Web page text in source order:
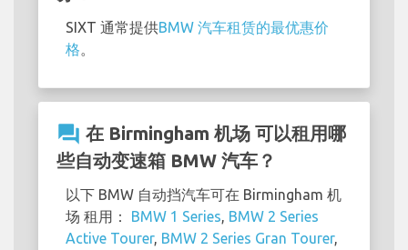
SIXT 通常提供BMW 汽车租赁的最优惠价
格
question_answer 在 Birmingham 机场 可以租用哪
些自动变速箱 BMW 汽车？
以下 BMW 自动挡汽车可在 Birmingham 机
场 租用： BMW 1 Series BMW 2 Series
Active Tourer, BMW 2 Series Gran Tourer,